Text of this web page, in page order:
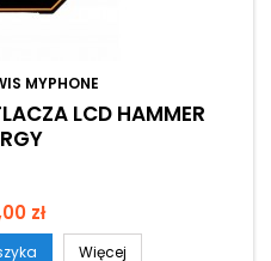
MYPHONE
LCD HAMMER
zł
Więcej